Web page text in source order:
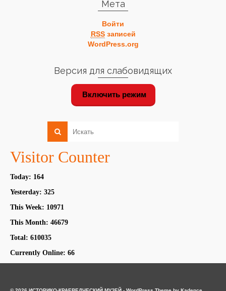
Мета
Войти
RSSзаписей
WordPress.org
Версия для слабовидящих
Включить режим
Visitor Counter
Today: 164
Yesterday: 325
This Week: 10971
This Month: 46679
Total: 610035
Currently Online: 66